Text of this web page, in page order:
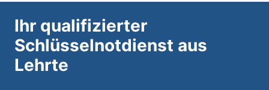
Ihr qualifizierter
Schlüsselnotdienst aus
Lehrte